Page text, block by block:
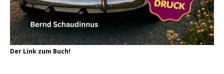
Der Link zum Buch!